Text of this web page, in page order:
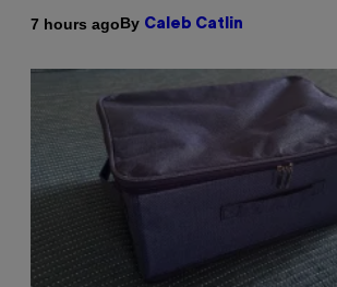
7 hours agoBy Caleb Catlin